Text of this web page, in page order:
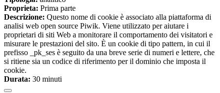
Proprieta: Prima parte
Descrizione: Questo nome di cookie è associato alla piattaforma di
analisi web open source Piwik. Viene utilizzato per aiutare i
proprietari di siti Web a monitorare il comportamento dei visitatori e
misurare le prestazioni del sito. È un cookie di tipo pattern, in cui il
prefisso _pk_ses è seguito da una breve serie di numeri e lettere, che
si ritiene sia un codice di riferimento per il dominio che imposta il
cookie.
Durata: 30 minuti